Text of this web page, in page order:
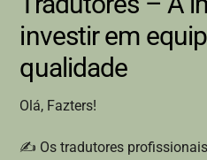
investir em
qualidade
Olá, Fazters!
✍ Os tradutores